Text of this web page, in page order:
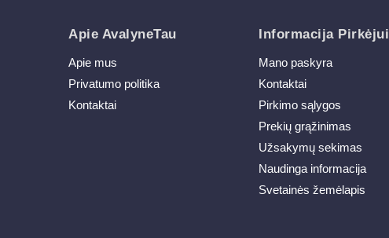
Apie AvalyneTau
Apie mus
Privatumo politika
Kontaktai
Informacija Pirkėjui
Mano paskyra
Kontaktai
Pirkimo sąlygos
Prekių grąžinimas
Užsakymų sekimas
Naudinga informacija
Svetainės žemėlapis